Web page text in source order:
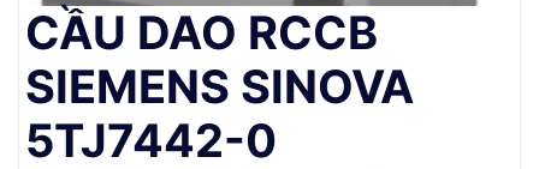
CẦU DAO RCCB
SIEMENS SINOVA
5TJ7442-0